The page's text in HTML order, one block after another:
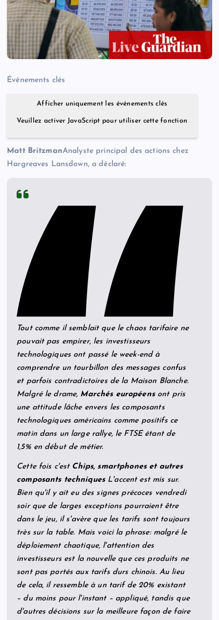
Événements clés
Afficher uniquement les événements clés
Veuillez activer JavaScript pour utiliser cette fonction
Matt BritzmanAnalyste principal des actions chez
Hargreaves Lansdown, a déclaré:
Tout comme il semblait que le chaos tarifaire ne
pouvait pas empirer, les investisseurs
technologiques ont passé le week-end à
comprendre un tourbillon des messages confus
et parfois contradictoires de la Maison Blanche.
Malgré le drame, Marchés européensont pris
une attitude lâche envers les composants
technologiques américains comme positifs ce
matin dans un large rallye, le FTSE étant de
1,5% en début de métier.
Cette fois c'est Chips, smartphones et autres
composants techniquesL'accent est mis sur.
Bien qu'il y ait eu des signes précoces vendredi
soir que de larges exceptions pourraient être
dans le jeu, il s'avère que les tarifs sont toujours
très sur la table. Mais voici la phrase: malgré le
déploiement chaotique, l'attention des
investisseurs est la nouvelle que ces produits ne
sont pas portés aux tarifs durs chinois. Au lieu
de cela, il ressemble à un tarif de 20% existant
– du moins pour l'instant – appliqué, tandis que
d'autres décisions sur la meilleure façon de faire